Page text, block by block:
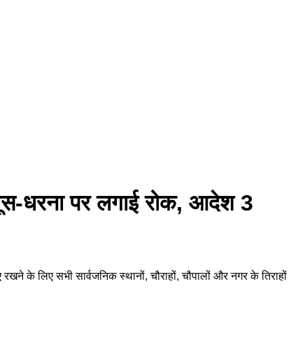
धरना पर लगाई रोक, आदेश 3
के लिए सभी सार्वजनिक स्थानों, चौराहों, चौपालों और नगर के तिराहों